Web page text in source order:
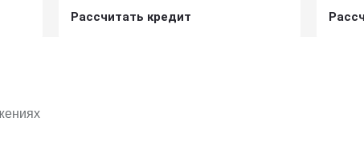
Рассчитать кредит